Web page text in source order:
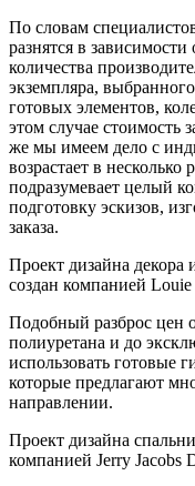
По словам
разнятся в
количества
экземпляра,
готовых элементов,
этом случае стоимость
же мы имеем дело с
возрастает в несколько
подразумевает целый
подготовку эскизов,
заказа.
Проект дизайна декора
создан компанией
Подобный разброс цен
полиуретана и до
использовать готовые
которые предлагают
направлении.
Проект дизайна
компанией Jerry